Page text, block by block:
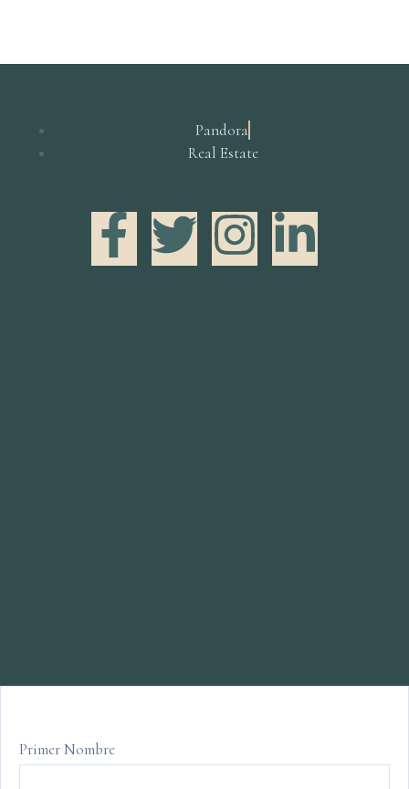
Pandora
Real Estate
Primer Nombre